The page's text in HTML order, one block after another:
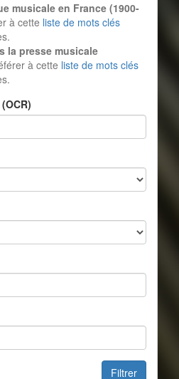
musicale en France (1900-
à cette liste de mots clés
la presse musicale
à cette liste de mots clés
Filtrer